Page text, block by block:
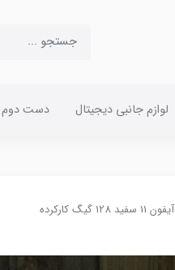
لوازم جانبی دیجیتال دست دوم
آیفون 11 سفید 128 گیگ کارکرده